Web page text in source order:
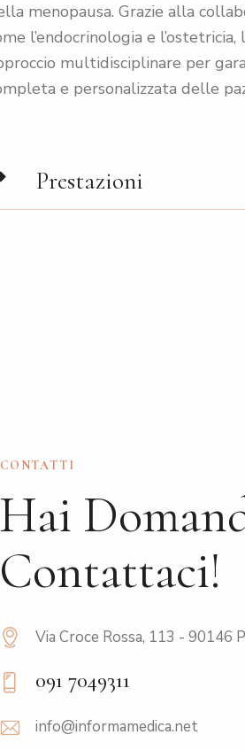
menopausa. Grazie alla
l’endocrinologia e
multidisciplinare per
e personalizzata delle
Prestazioni
CONTATTI
Hai
Contattaci!
Via Croce Rossa, 113 - 90146
091 7049311
info@informamedica.net